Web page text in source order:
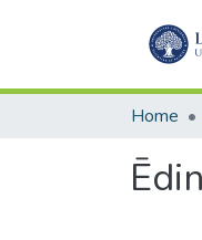
Home